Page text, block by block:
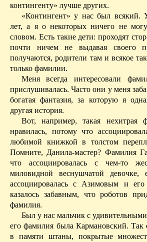
контингенту» лучше других.
«Контингент» у нас был всякий.
лет, а я о некоторых ничего не
словом. Есть такие дети: проходят
почти ничем не выдавая своего
получаются, родители там и всякое
только фамилии.
Меня всегда интересовали
прислушивалась. Часто они у меня
богатая фантазия, за которую я о
другая история.
Вот, например, такая
нравилась, потому что
любимой книжкой в толстом
Помните, Данила-мастер? Фамилия
что ассоциировалась с чем-то
миловидной веснушчатой
ассоциировалась с Азимовым и
казалось забавным, что роботов
фамилия.
Был у нас мальчик с
его фамилия была Кармановский. Так
в памяти штаны, покрытые